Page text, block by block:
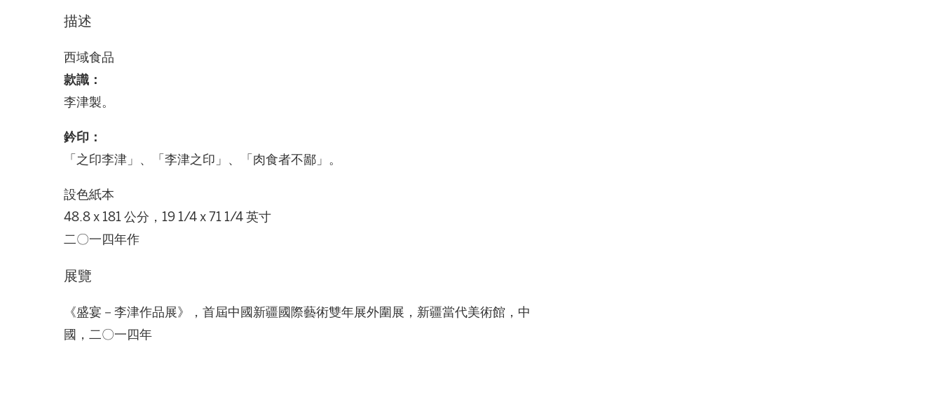
描述
西域食品
款識：
李津製。
鈐印：
「之印李津」、「李津之印」、「肉食者不鄙」。
設色紙本
48.8 x 181 公分，19 1/4 x 71 1/4 英寸
二〇一四年作
展覽
《盛宴－李津作品展》，首屆中國新疆國際藝術雙年展外圍展，新疆當代美術館，中
國，二〇一四年